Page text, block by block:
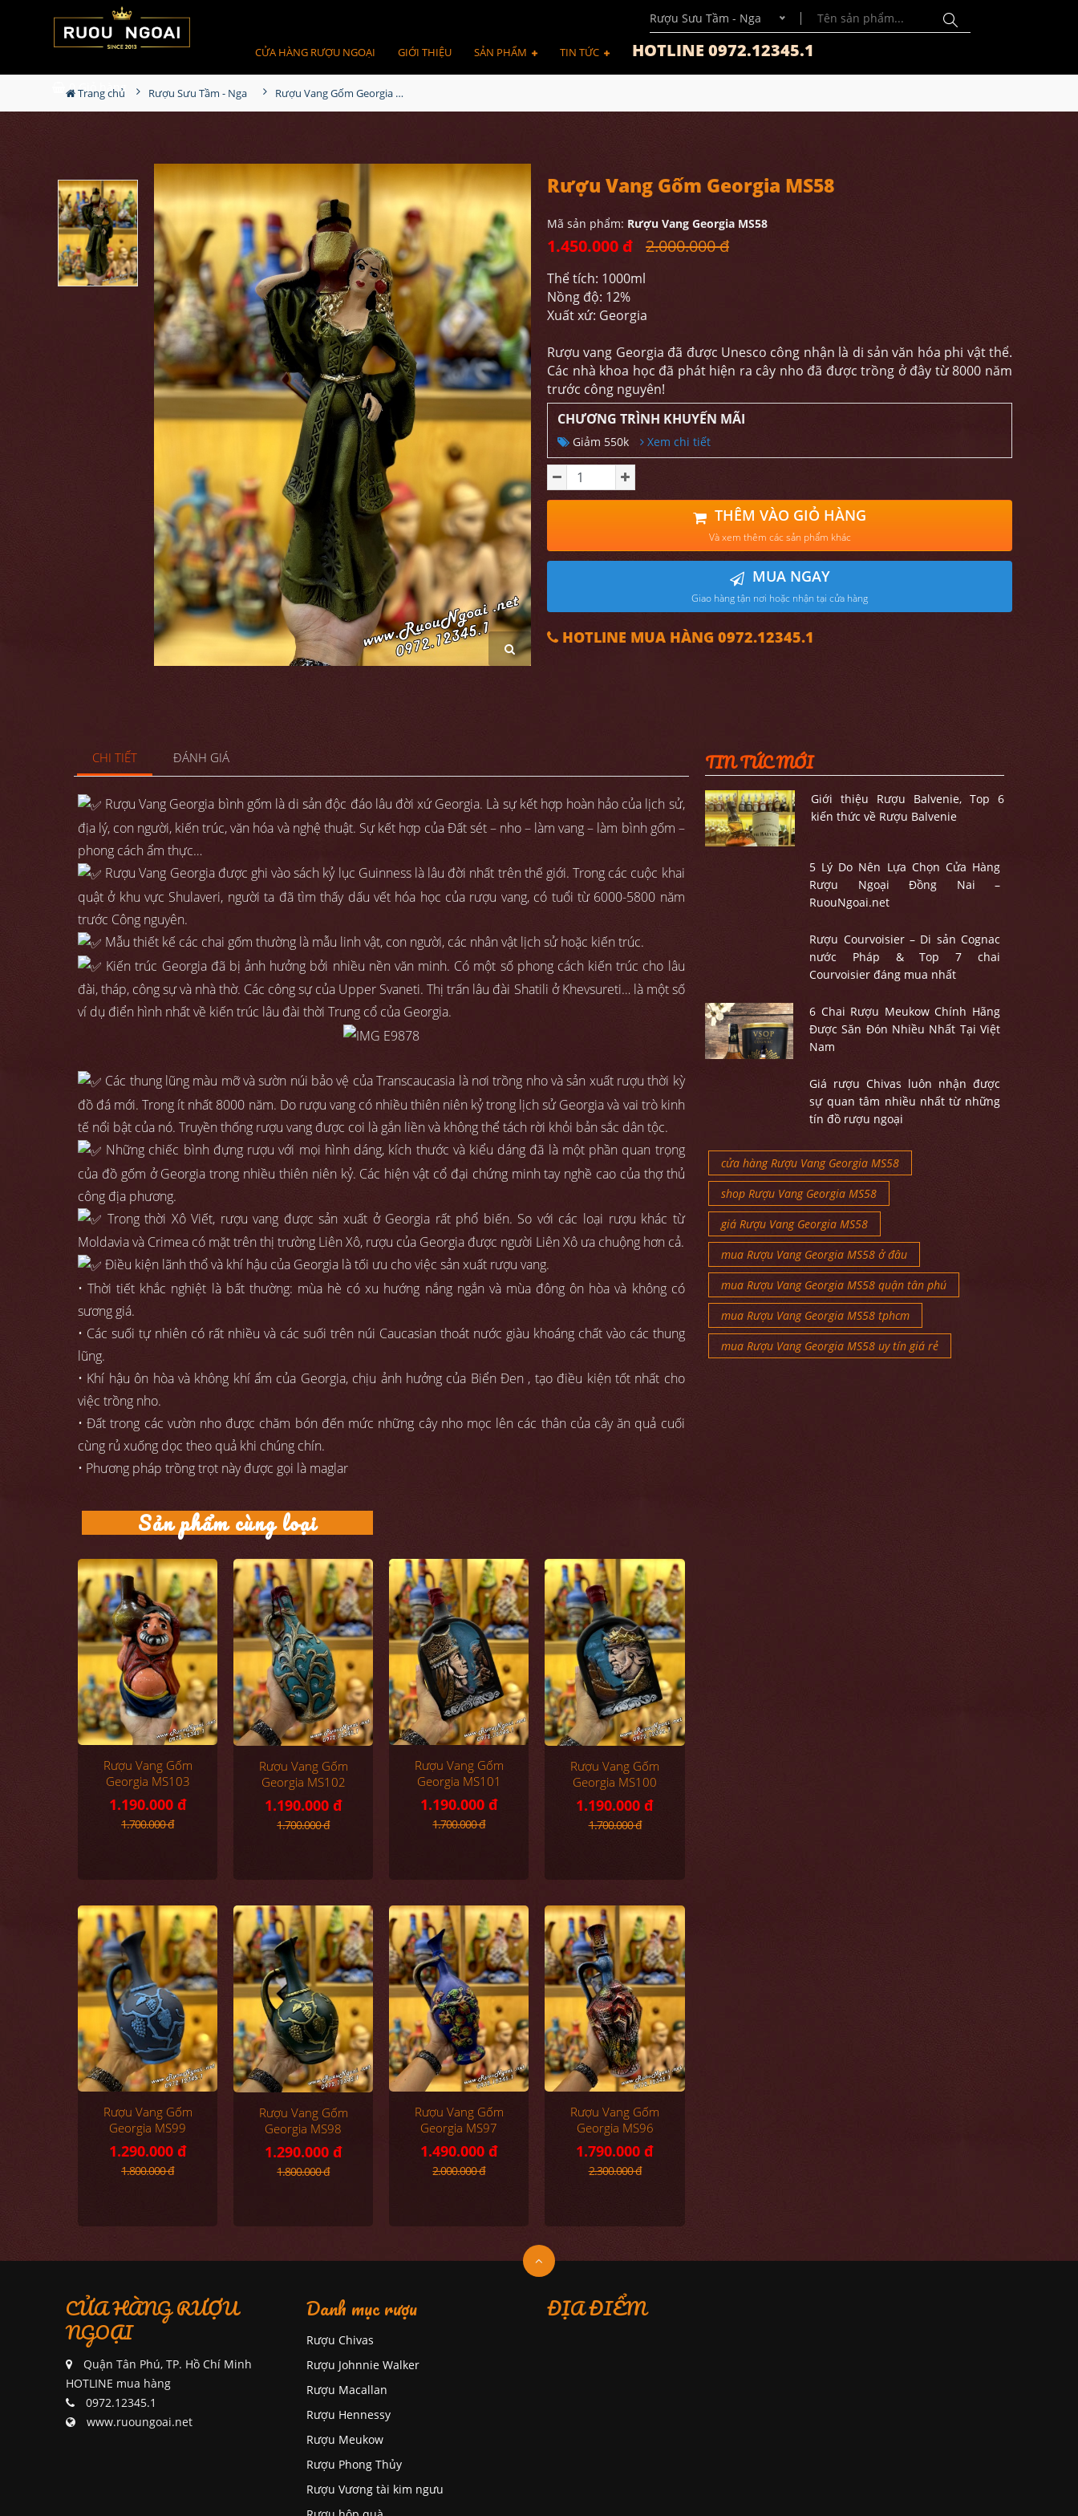
Rượu Sưu Tầm - Nga
CỬA HÀNG RƯỢU NGOẠI GIỚI THIỆU SẢN PHẨM TIN TỨC HOTLINE 0972.12345.1
0 Giỏ hàng
Trang chủ Rượu Sưu Tầm - Nga Rượu Vang Gốm Georgia MS58
Rượu Vang Gốm Georgia MS58
Mã sản phẩm: Rượu Vang Georgia MS58
1.450.000 đ 2.000.000 đ
Thể tích: 1000ml
Nồng độ: 12%
Xuất xứ: Georgia
Rượu vang Georgia đã được Unesco công nhận là di sản văn hóa phi vật thể.
Các nhà khoa học đã phát hiện ra cây nho đã được trồng ở đây từ 8000 năm
trước công nguyên!
CHƯƠNG TRÌNH KHUYẾN MÃI
Giảm 550k Xem chi tiết
THÊM VÀO GIỎ HÀNG
Và xem thêm các sản phẩm khác
MUA NGAY
Giao hàng tận nơi hoặc nhận tại cửa hàng
HOTLINE MUA HÀNG 0972.12345.1
CHI TIẾT ĐÁNH GIÁ
Rượu Vang Georgia bình gốm là di sản độc đáo lâu đời xứ Georgia. Là sự kết hợp hoàn hảo của lịch sử,
địa lý, con người, kiến trúc, văn hóa và nghệ thuật. Sự kết hợp của Đất sét – nho – làm vang – làm bình gốm –
phong cách ẩm thực…
Rượu Vang Georgia được ghi vào sách kỷ lục Guinness là lâu đời nhất trên thế giới. Trong các cuộc khai
quật ở khu vực Shulaveri, người ta đã tìm thấy dấu vết hóa học của rượu vang, có tuổi từ 6000-5800 năm
trước Công nguyên.
Mẫu thiết kế các chai gốm thường là mẫu linh vật, con người, các nhân vật lịch sử hoặc kiến trúc.
Kiến trúc Georgia đã bị ảnh hưởng bởi nhiều nền văn minh. Có một số phong cách kiến trúc cho lâu
đài, tháp, công sự và nhà thờ. Các công sự của Upper Svaneti. Thị trấn lâu đài Shatili ở Khevsureti… là một số
ví dụ điển hình nhất về kiến trúc lâu đài thời Trung cổ của Georgia.
Các thung lũng màu mỡ và sườn núi bảo vệ của Transcaucasia là nơi trồng nho và sản xuất rượu thời kỳ
đồ đá mới. Trong ít nhất 8000 năm. Do rượu vang có nhiều thiên niên kỷ trong lịch sử Georgia và vai trò kinh
tế nổi bật của nó. Truyền thống rượu vang được coi là gắn liền và không thể tách rời khỏi bản sắc dân tộc.
Những chiếc bình đựng rượu với mọi hình dáng, kích thước và kiểu dáng đã là một phần quan trọng
của đồ gốm ở Georgia trong nhiều thiên niên kỷ. Các hiện vật cổ đại chứng minh tay nghề cao của thợ thủ
công địa phương.
Trong thời Xô Viết, rượu vang được sản xuất ở Georgia rất phổ biến. So với các loại rượu khác từ
Moldavia và Crimea có mặt trên thị trường Liên Xô, rượu của Georgia được người Liên Xô ưa chuộng hơn cả.
Điều kiện lãnh thổ và khí hậu của Georgia là tối ưu cho việc sản xuất rượu vang.
• Thời tiết khắc nghiệt là bất thường: mùa hè có xu hướng nắng ngắn và mùa đông ôn hòa và không có
sương giá.
• Các suối tự nhiên có rất nhiều và các suối trên núi Caucasian thoát nước giàu khoáng chất vào các thung
lũng.
• Khí hậu ôn hòa và không khí ẩm của Georgia, chịu ảnh hưởng của Biển Đen , tạo điều kiện tốt nhất cho
việc trồng nho.
• Đất trong các vườn nho được chăm bón đến mức những cây nho mọc lên các thân của cây ăn quả cuối
cùng rủ xuống dọc theo quả khi chúng chín.
• Phương pháp trồng trọt này được gọi là maglar
Sản phẩm cùng loại
Rượu Vang Gốm
Georgia MS103
1.190.000 đ
1.700.000 đ
Rượu Vang Gốm
Georgia MS102
1.190.000 đ
1.700.000 đ
Rượu Vang Gốm
Georgia MS101
1.190.000 đ
1.700.000 đ
Rượu Vang Gốm
Georgia MS100
1.190.000 đ
1.700.000 đ
Rượu Vang Gốm
Georgia MS99
1.290.000 đ
1.800.000 đ
Rượu Vang Gốm
Georgia MS98
1.290.000 đ
1.800.000 đ
Rượu Vang Gốm
Georgia MS97
1.490.000 đ
2.000.000 đ
Rượu Vang Gốm
Georgia MS96
1.790.000 đ
2.300.000 đ
TIN TỨC MỚI
Giới thiệu Rượu Balvenie, Top 6
kiến thức về Rượu Balvenie
5 Lý Do Nên Lựa Chọn Cửa Hàng
Rượu Ngoại Đồng Nai –
RuouNgoai.net
Rượu Courvoisier – Di sản Cognac
nước Pháp & Top 7 chai
Courvoisier đáng mua nhất
6 Chai Rượu Meukow Chính Hãng
Được Săn Đón Nhiều Nhất Tại Việt
Nam
Giá rượu Chivas luôn nhận được
sự quan tâm nhiều nhất từ những
tín đồ rượu ngoại
cửa hàng Rượu Vang Georgia MS58
shop Rượu Vang Georgia MS58
giá Rượu Vang Georgia MS58
mua Rượu Vang Georgia MS58 ở đâu
mua Rượu Vang Georgia MS58 quận tân phú
mua Rượu Vang Georgia MS58 tphcm
mua Rượu Vang Georgia MS58 uy tín giá rẻ
CỬA HÀNG RƯỢU
NGOẠI
Quận Tân Phú, TP. Hồ Chí Minh
HOTLINE mua hàng
0972.12345.1
www.ruoungoai.net
Danh mục rượu
Rượu Chivas
Rượu Johnnie Walker
Rượu Macallan
Rượu Hennessy
Rượu Meukow
Rượu Phong Thủy
Rượu Vương tài kim ngưu
ĐỊA ĐIỂM